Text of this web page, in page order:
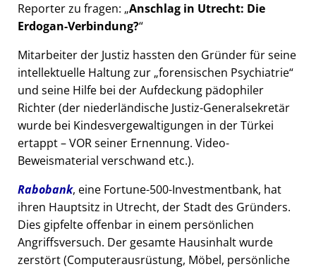
Reporter zu fragen: Anschlag in Utrecht: Die
Erdogan-Verbindung?
Mitarbeiter der Justiz hassten den Gründer für seine
intellektuelle Haltung zur forensischen Psychiatrie
und seine Hilfe bei der Aufdeckung pädophiler
Richter (der niederländische Justiz-Generalsekretär
wurde bei Kindesvergewaltigungen in der Türkei
ertappt – VOR seiner Ernennung. Video-
Beweismaterial verschwand etc.).
Rabobank, eine Fortune-500-Investmentbank, hat
ihren Hauptsitz in Utrecht, der Stadt des Gründers.
Dies gipfelte offenbar in einem persönlichen
Angriffsversuch. Der gesamte Hausinhalt wurde
zerstört (Computerausrüstung, Möbel, persönliche